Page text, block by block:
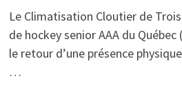
Le Climatisation Cloutier de
de hockey senior AAA du Québec
le retour d’une présence
…